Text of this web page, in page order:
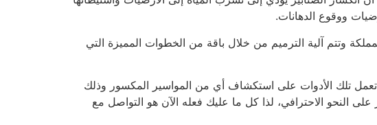
ووقوع الدهانات.
وتتم آلية الترميم من خلال باقة من الخطوات المميزة التي
تعمل تلك الأدوات على استكشاف أي من المواسير المكسور وذلك
النحو الاحترافي، لذا كل ما عليك فعله الآن هو التواصل مع